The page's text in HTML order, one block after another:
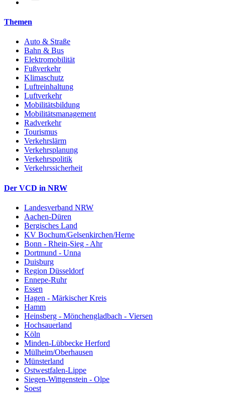
Themen
Auto & Straße
Bahn & Bus
Elektromobilität
Fußverkehr
Klimaschutz
Luftreinhaltung
Luftverkehr
Mobilitätsbildung
Mobilitätsmanagement
Radverkehr
Tourismus
Verkehrslärm
Verkehrsplanung
Verkehrspolitik
Verkehrssicherheit
Der VCD in NRW
Landesverband NRW
Aachen-Düren
Bergisches Land
KV Bochum/Gelsenkirchen/Herne
Bonn - Rhein-Sieg - Ahr
Dortmund - Unna
Duisburg
Region Düsseldorf
Ennepe-Ruhr
Essen
Hagen - Märkischer Kreis
Hamm
Heinsberg - Mönchengladbach - Viersen
Hochsauerland
Köln
Minden-Lübbecke Herford
Mülheim/Oberhausen
Münsterland
Ostwestfalen-Lippe
Siegen-Wittgenstein - Olpe
Soest